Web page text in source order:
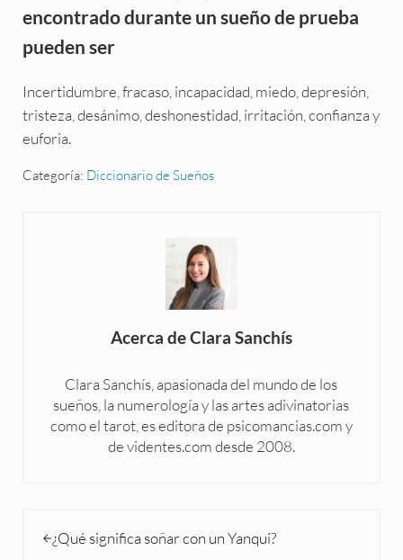
encontrado durante un sueño de prueba
pueden ser
Incertidumbre, fracaso, incapacidad, miedo, depresión,
tristeza, desánimo, deshonestidad, irritación, confianza y
euforia.
Categoría: Diccionario de Sueños
Acerca deClara Sanchís
Clara Sanchís, apasionada del mundo de los
sueños, la numerología y las artes adivinatorias
como el tarot, es editora de psicomancias.com y
de videntes.com desde 2008.
¿Qué significa soñar con un Yanqui?